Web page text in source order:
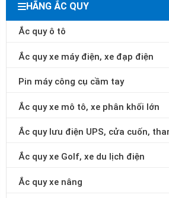
HÃNG ẮC QUY
Ắc quy ô tô
Ắc quy xe máy điện, xe đạp điện
Pin máy công cụ cầm tay
Ắc quy xe mô tô, xe phân khối lớn
Ắc quy lưu điện UPS, cửa cuốn,
Ắc quy xe Golf, xe du lịch điện
Ắc quy xe nâng